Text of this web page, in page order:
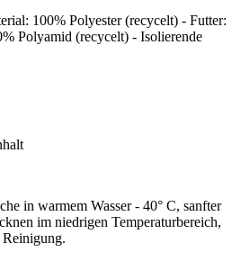
100% Polyester (recycelt) - Futter:
Polyamid (recycelt) - Isolierende
in warmem Wasser - 40° C, sanfter
im niedrigen Temperaturbereich,